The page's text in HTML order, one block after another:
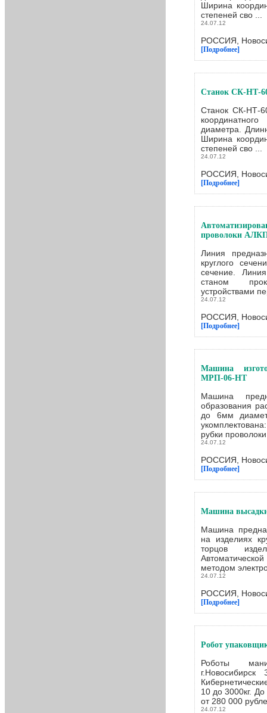
Ширина
степеней сво ...
24.07.12
РОССИЯ,
[Подробнее]
Станок СК-НТ-
Станок СК-НТ-
диаметра.
Ширина
степеней сво ...
24.07.12
РОССИЯ,
[Подробнее]
проволоки
Линия
круглого
сечение.
станом
устройствами
24.07.12
РОССИЯ,
[Подробнее]
Машина
МРП-06-НТ
Машина
образования
до 6мм
рубки
24.07.12
РОССИЯ,
[Подробнее]
Машина
Машина
на изделиях
торцов
методом
24.07.12
РОССИЯ,
[Подробнее]
Робот
Роботы
10 до 3000кг.
от 280 000
24.07.12